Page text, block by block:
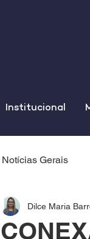
Institucional
Notícias Gerais
Dilce Maria